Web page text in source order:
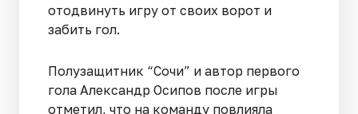
отодвинуть игру от своих ворот и
забить гол.
Полузащитник “Сочи” и автор первого
гола Александр Осипов после игры
отметил, что на команду повлияла